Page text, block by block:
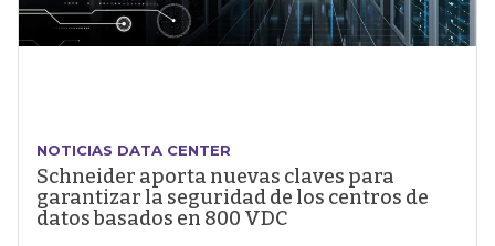
NOTICIAS DATA CENTER
Schneider aporta nuevas claves para
garantizar la seguridad de los centros de
datos basados en 800 VDC